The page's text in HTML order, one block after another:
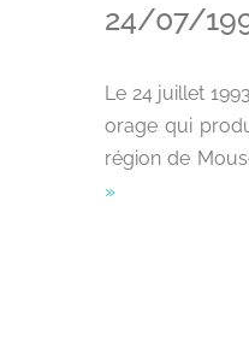
24/07/
Le 24 juillet
orage qui
région de
»